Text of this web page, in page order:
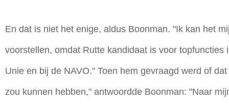
En dat is niet het enige, aldus Boonman. "Ik kan het
voorstellen, omdat Rutte kandidaat is voor topfuncties
Unie en bij de NAVO." Toen hem gevraagd werd of
zou kunnen hebben," antwoordde Boonman: "Naar